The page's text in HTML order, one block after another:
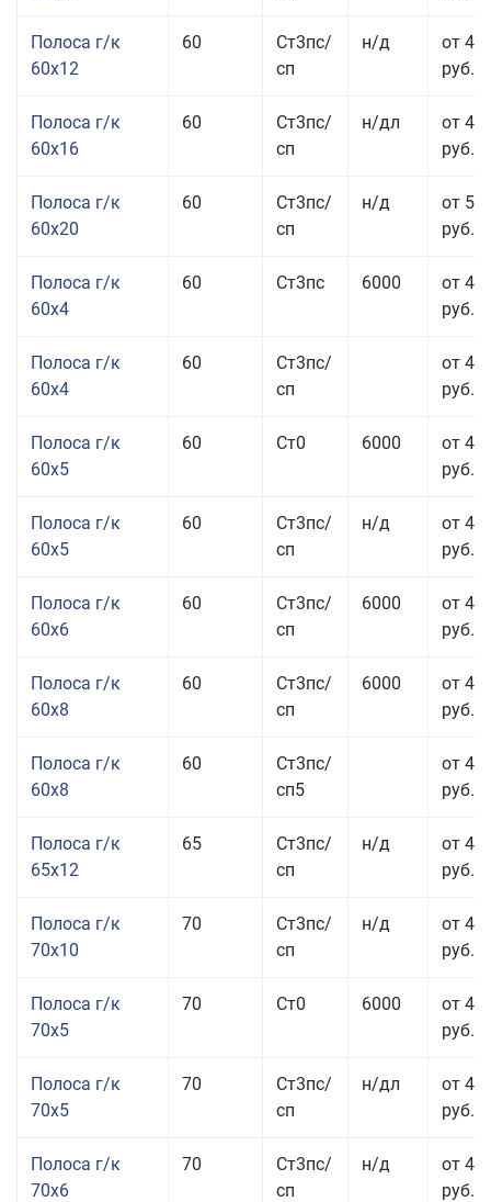
Полоса г/к
60x12
60
Ст3пс/
сп
н/д
от 44
руб.
Полоса г/к
60x16
60
Ст3пс/
сп
н/дл
от 48
руб.
Полоса г/к
60x20
60
Ст3пс/
сп
н/д
от 53
руб.
Полоса г/к
60x4
60 Ст3пс 6000
от 45
руб.
Полоса г/к
60x4
60
Ст3пс/
сп
от 45
руб.
Полоса г/к
60x5
60 Ст0 6000
от 42
руб.
Полоса г/к
60x5
60
Ст3пс/
сп
н/д
от 42
руб.
Полоса г/к
60x6
60
Ст3пс/
сп
6000
от 42
руб.
Полоса г/к
60x8
60
Ст3пс/
сп
6000
от 42
руб.
Полоса г/к
60x8
60
Ст3пс/
сп5
от 42
руб.
Полоса г/к
65x12
65
Ст3пс/
сп
н/д
от 42
руб.
Полоса г/к
70x10
70
Ст3пс/
сп
н/д
от 42
руб.
Полоса г/к
70x5
70 Ст0 6000
от 44
руб.
Полоса г/к
70x5
70
Ст3пс/
сп
н/дл
от 44
руб.
Полоса г/к
70x6
70
Ст3пс/
сп
н/д
от 43
руб.